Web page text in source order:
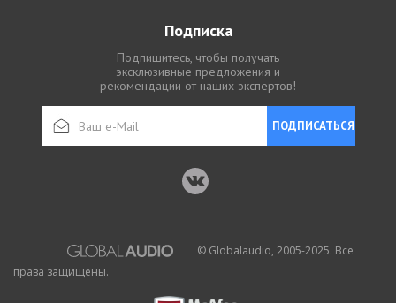
Подписка
Подпишитесь, чтобы получать
эксклюзивные предложения и
рекомендации от наших экспертов!
ПОДПИСАТЬСЯ
© Globalaudio, 2005-2025. Все
права защищены.